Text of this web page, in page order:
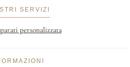
SERVIZI
personalizzata